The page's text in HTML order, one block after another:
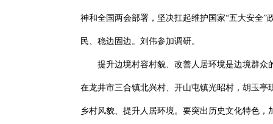
神和全国两会部署，坚决扛起维护国家“五大安全
民、稳边固边。刘伟参加调研。
提升边境村容村貌、改善人居环境是边境群众的
在龙井市三合镇北兴村、开山屯镇光昭村，胡玉
乡村风貌、提升人居环境。要突出历史文化特色